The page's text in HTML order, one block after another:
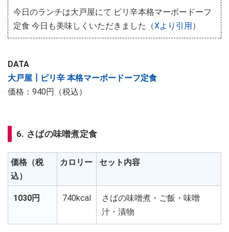
今日のランチは大戸屋にて ピリ辛本格マーボードーフ
定食 今日も美味しくいただきました（Xより引用）
DATA
大戸屋┃ピリ辛 本格マーボードーフ定食
価格：940円（税込）
6. さばの味噌煮定食
価格（税
込）
カロリー セット内容
1030円 740kcal
さばの味噌煮・ご飯・味噌
汁・漬物